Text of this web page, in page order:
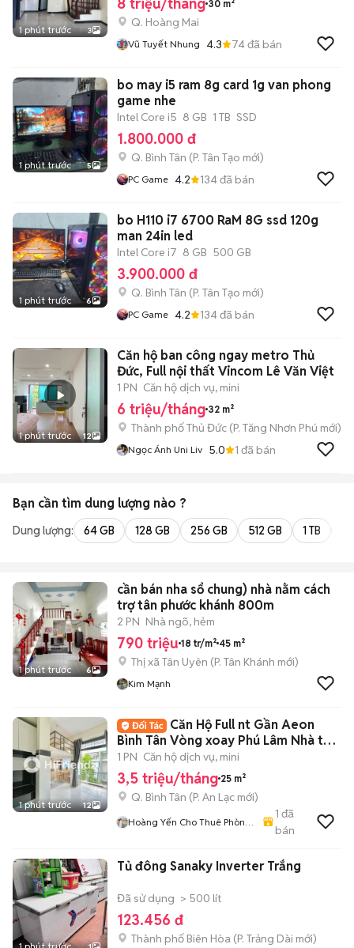
1 phút trước 3
30 m²
Q. Hoàng Mai
Vũ Tuyết Nhung 4.3 74đã bán
1 phút trước 5
bo may i5 ram 8g card 1g van phong
game nhe
Intel Core i5 8 GB 1 TB SSD
1.800.000 đ
Q. Bình Tân (P. Tân Tạo mới)
PC Game 4.2 134đã bán
1 phút trước 6
bo H110 i7 6700 RaM 8G ssd 120g
man 24in led
Intel Core i7 8 GB 500 GB
3.900.000 đ
Q. Bình Tân (P. Tân Tạo mới)
PC Game 4.2 134đã bán
1 phút trước 12
Căn hộ ban công ngay metro Thủ
Đức, Full nội thất Vincom Lê Văn Việt
1 PN Căn hộ dịch vụ, mini
6 triệu/tháng 32 m²
Thành phố Thủ Đức (P. Tăng Nhơn Phú mới)
Ngọc Ánh Uni Liv 5.0 1 đã bán
Bạn cần tìm dung lượng nào ?
Dung lượng: 64 GB 128 GB 256 GB 512 GB 1 TB
1 phút trước 6
cần bán nha sổ chung) nhà nằm cách
trợ tân phước khánh 800m
2 PN Nhà ngõ, hẻm
790 triệu 18 tr/m² 45 m²
Thị xã Tân Uyên (P. Tân Khánh mới)
Kim Mạnh
1 phút trước 12
Căn Hộ Full nt Gần Aeon
Bình Tân Vòng xoay Phú Lâm Nhà thờ
PhaoLo
1 PN Căn hộ dịch vụ, mini
3,5 triệu/tháng 25 m²
Q. Bình Tân (P. An Lạc mới)
Hoàng Yến Cho Thuê Phòng
1 đã
bán
Tủ đông Sanaky Inverter Trắng
Đã sử dụng > 500 lít
123.456 đ
Thành phố Biên Hòa (P. Trảng Dài mới)